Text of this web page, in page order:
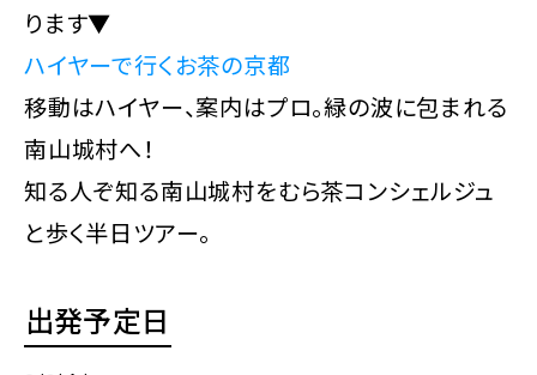
ります▼
ハイヤーで行くお茶の京都
移動はハイヤー、案内はプロ。緑の波に包まれる
南山城村へ！
知る人ぞ知る南山城村をむら茶コンシェルジュ
と歩く半日ツアー。
出発予定日